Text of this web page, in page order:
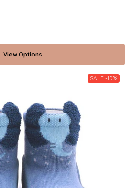
View Options
SALE -10%